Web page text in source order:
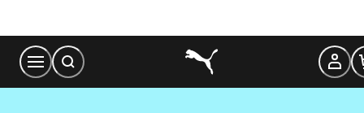
Content